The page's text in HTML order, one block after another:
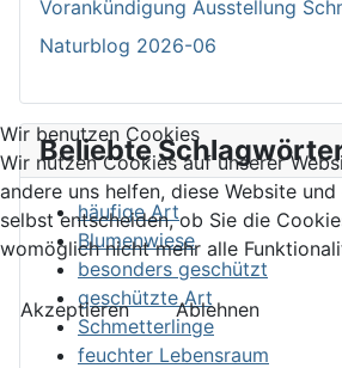
Vorankündigung Ausstellung
Naturblog 2026-06
Beliebte
häufige Art
Blumenwiese
besonders geschützt
geschützte Art
Schmetterlinge
feuchter Lebensraum
Wir benutzen Cookies
Wir nutzen Cookies auf unserer
andere uns helfen, diese Website
selbst entscheiden, ob Sie die
womöglich nicht mehr alle
Akzeptieren
Ablehnen